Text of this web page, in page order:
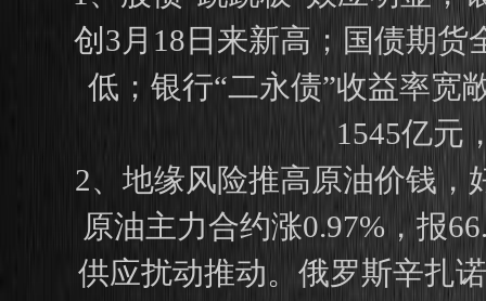
创3月18日来新高；国债期货
低；银行“二永债”收益率宽
1545亿元
2、地缘风险推高原油价钱，
原油主力合约涨0.97%，报
供应扰动推动。俄罗斯辛扎